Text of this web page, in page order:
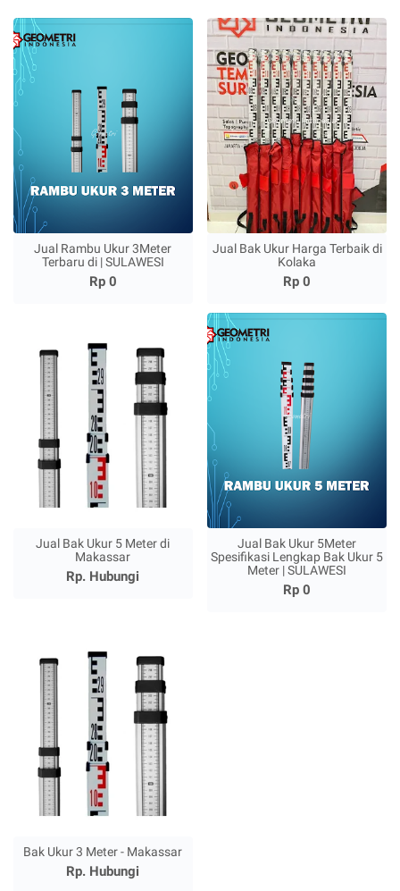
Jual Rambu Ukur 3Meter
Terbaru di | SULAWESI
Rp 0
Jual Bak Ukur Harga Terbaik di
Kolaka
Rp 0
Jual Bak Ukur 5 Meter di
Makassar
Rp. Hubungi
Jual Bak Ukur 5Meter
Spesifikasi Lengkap Bak Ukur 5
Meter | SULAWESI
Rp 0
Bak Ukur 3 Meter - Makassar
Rp. Hubungi